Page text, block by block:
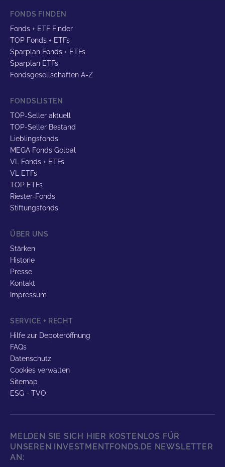
FONDS FINDEN
Fonds + ETF Finder
TOP Fonds + ETFs
Sparplan Fonds + ETFs
Sparplan ETFs
Fondsgesellschaften A-Z
FONDSLISTEN
TOP-Seller aktuell
TOP-Seller Bestand
Lieblingsfonds
MEGA Fonds Golbal
VL Fonds + ETFs
VL ETFs
TOP ETFs
Riester-Fonds
Stiftungsfonds
ÜBER UNS
Stärken
Historie
Presse
Kontakt
Impressum
SERVICE + RECHT
Hilfe zur Depoteröffnung
FAQs
Datenschutz
Cookies verwalten
Sitemap
ESG - TVO
MELDEN SIE SICH HIER KOSTENLOS FÜR
UNSEREN INVESTMENTFONDS.DE NEWSLETTER
AN: